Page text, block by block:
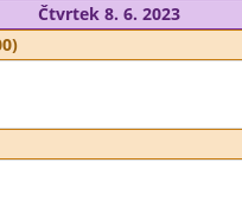
Čtvrtek 8. 6. 2023